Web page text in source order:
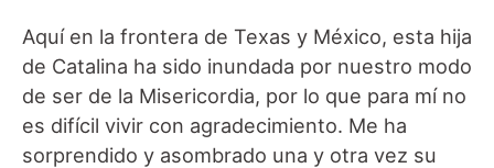
Aquí en la frontera de Texas y México, esta hija
de Catalina ha sido inundada por nuestro modo
de ser de la Misericordia, por lo que para mí no
es difícil vivir con agradecimiento. Me ha
sorprendido y asombrado una y otra vez su